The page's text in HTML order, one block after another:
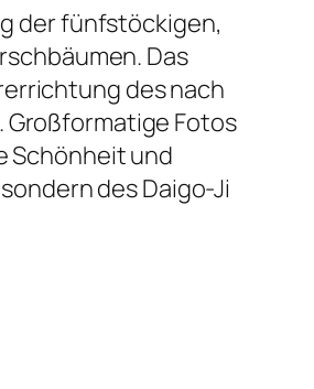
der fünfstöckigen,
Das
des nach
Fotos
Schönheit und
des Daigo-Ji